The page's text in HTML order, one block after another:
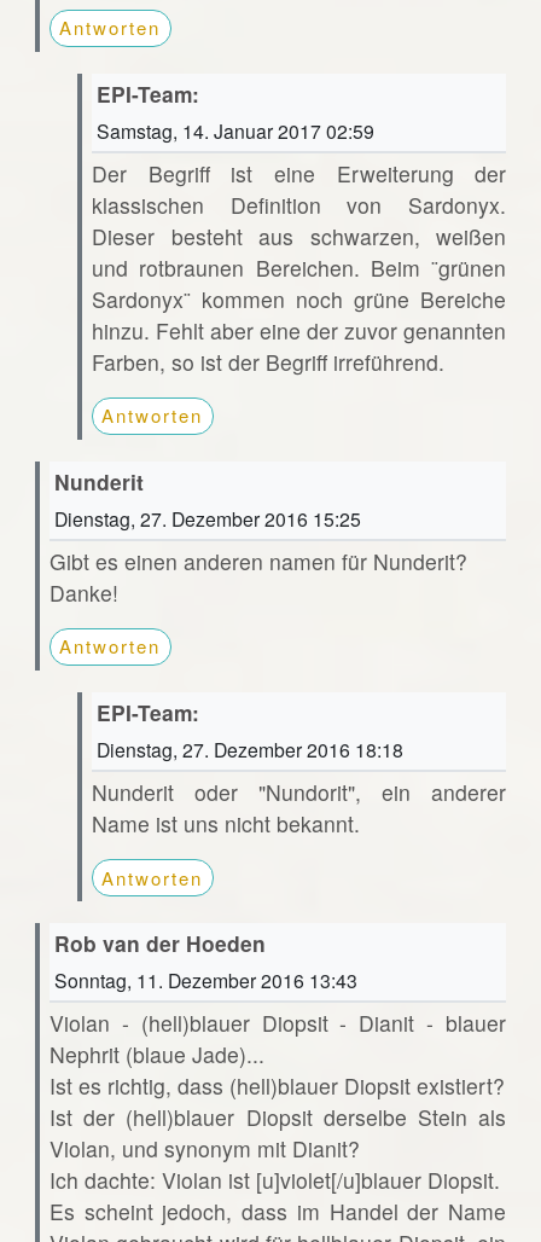
Antworten
EPI-Team:
Samstag, 14. Januar 2017 02:59
Der Begriff ist eine Erweiterung der
klassischen Definition von Sardonyx.
Dieser besteht aus schwarzen, weißen
und rotbraunen Bereichen. Beim ¨grünen
Sardonyx¨ kommen noch grüne Bereiche
hinzu. Fehlt aber eine der zuvor genannten
Farben, so ist der Begriff irreführend.
Antworten
Nunderit
Dienstag, 27. Dezember 2016 15:25
Gibt es einen anderen namen für Nunderit?
Danke!
Antworten
EPI-Team:
Dienstag, 27. Dezember 2016 18:18
Nunderit oder "Nundorit", ein anderer
Name ist uns nicht bekannt.
Antworten
Rob van der Hoeden
Sonntag, 11. Dezember 2016 13:43
Violan - (hell)blauer Diopsit - Dianit - blauer
Nephrit (blaue Jade)...
Ist es richtig, dass (hell)blauer Diopsit existiert?
Ist der (hell)blauer Diopsit derselbe Stein als
Violan, und synonym mit Dianit?
Ich dachte: Violan ist [u]violet[/u]blauer Diopsit.
Es scheint jedoch, dass im Handel der Name